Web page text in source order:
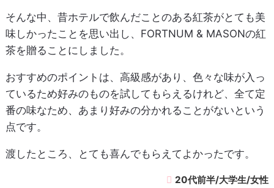
そんな中、昔ホテルで飲んだことのある紅茶がとても美
味しかったことを思い出し、FORTNUM & MASONの紅
茶を贈ることにしました。
おすすめのポイントは、高級感があり、色々な味が入っ
ているため好みのものを試してもらえるけれど、全て定
番の味なため、あまり好みの分かれることがないという
点です。
渡したところ、とても喜んでもらえてよかったです。
20代前半/大学生/女性